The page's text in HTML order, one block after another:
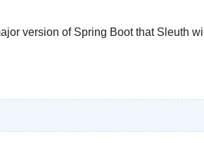
version of Spring Boot that Sleuth will